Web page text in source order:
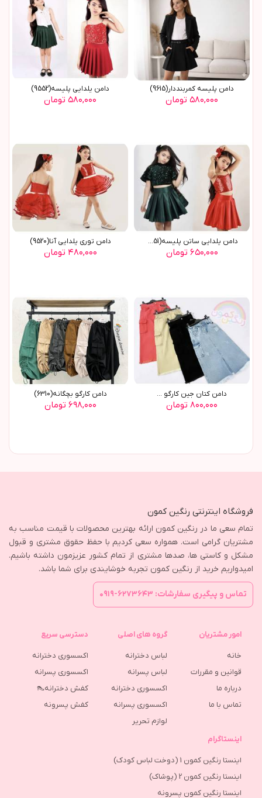
دامن پليسه کمربنددار(9615)
۵۸۰,۰۰۰ تومان
دامن يلدايي پليسه(9552)
۵۸۰,۰۰۰ تومان
دامن يلدايي ساتن پليسه(9551)
۶۵۰,۰۰۰ تومان
دامن توري يلدايي آنا(9520)
۴۸۰,۰۰۰ تومان
دامن کتان جین کارگو ...
۸۰۰,۰۰۰ تومان
دامن کارگو بچگانه(6310)
۶۹۸,۰۰۰ تومان
فروشگاه اینترنتی رنگین کمون
تمام سعی ما در رنگین کمون ارائه بهترین محصولات با قیمت مناسب به
مشتریان گرامی است. همواره سعی کردیم با حفظ حقوق مشتری و قبول
مشکل و کاستی ها، صدها مشتری از تمام کشور عزیزمون داشته باشیم.
امیدواریم خرید از رنگین کمون تجربه خوشایندی برای شما باشد.
تماس و پیگیری سفارشات: ۶۲۷۳۶۴۳-۰۹۱۹
امور مشتریان
خانه
قوانین و مقررات
درباره ما
تماس با ما
گروه های اصلی
لباس دخترانه
لباس پسرانه
اکسسوری دخترانه
اکسسوری پسرانه
لوازم تحریر
دسترسی سریع
اکسسوری دخترانه
اکسسوری پسرانه
کفش دخترانه👠
كفش پسرونه
اینستاگرام
اینستا رنگین کمون 1 (دوخت لباس کودک)
اینستا رنگین کمون 2 (پوشاک)
اینستا رنگین کمون پسرونه